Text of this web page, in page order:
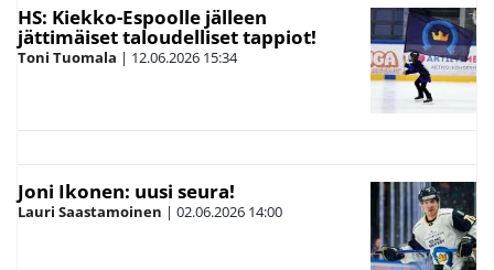
HS: Kiekko-Espoolle jälleen
jättimäiset taloudelliset tappiot!
Toni Tuomala | 12.06.2026 15:34
Joni Ikonen: uusi seura!
Lauri Saastamoinen | 02.06.2026 14:00